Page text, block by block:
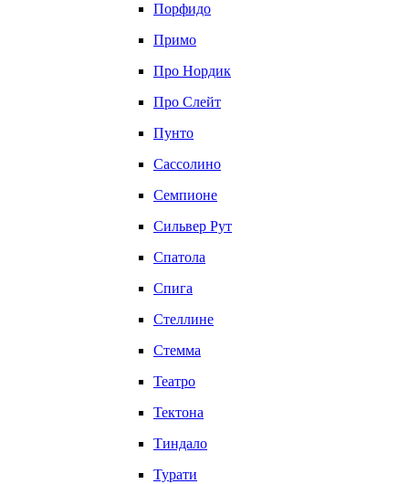
Порфидо
Примо
Про Нордик
Про Слейт
Пунто
Сассолино
Семпионе
Сильвер Рут
Спатола
Спига
Стеллине
Стемма
Театро
Тектона
Тиндало
Турати